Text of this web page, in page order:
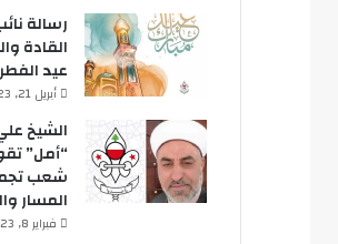
رسالة
القادة
عيد
أبريل 21, 2023
الشيخ
“أمل”
شعب
المسار
فبراير 8, 2023